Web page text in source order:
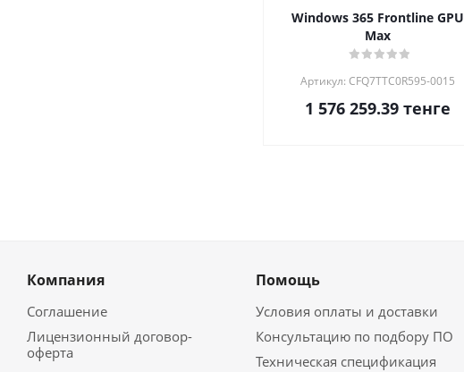
Windows 365 Frontline GPU
Max
Артикул: CFQ7TTC0R595-0015
1 576 259.39 тенге
Компания
Соглашение
Лицензионный договор-
оферта
Помощь
Условия оплаты и доставки
Консультацию по подбору ПО
Техническая спецификация